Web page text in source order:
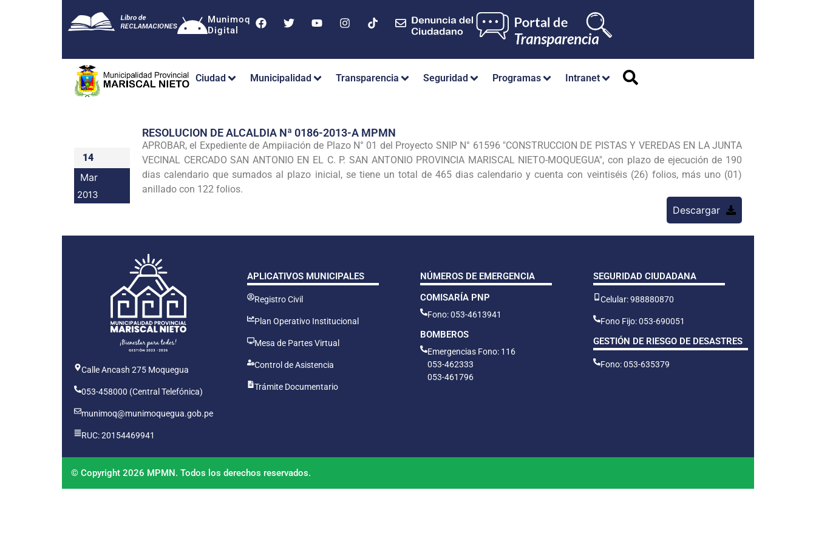
Munimoq
Digital
Ciudad Municipalidad Transparencia Seguridad Programas Intranet
14
Mar
2013
RESOLUCION DE ALCALDIA Nª 0186-2013-A MPMN
APROBAR, el Expediente de Ampiiación de Plazo N° 01 del Proyecto SNIP N° 61596 "CONSTRUCCION DE PISTAS Y VEREDAS EN LA JUNTA
VECINAL CERCADO SAN ANTONIO EN EL C. P. SAN ANTONIO PROVINCIA MARISCAL NIETO-MOQUEGUA", con plazo de ejecución de 190
dias calendario que sumados al plazo inicial, se tiene un total de 465 dias calendario y cuenta con veintiséis (26) folios, más uno (01)
anillado con 122 folios.
Descargar
Calle Ancash 275 Moquegua
053-458000 (Central Telefónica)
munimoq@munimoquegua.gob.pe
RUC: 20154469941
APLICATIVOS MUNICIPALES
Registro Civil
Plan Operativo Institucional
Mesa de Partes Virtual
Control de Asistencia
Trámite Documentario
NÚMEROS DE EMERGENCIA
COMISARÍA PNP
Fono: 053-4613941
BOMBEROS
Emergencias Fono: 116
053-462333
053-461796
SEGURIDAD CIUDADANA
Celular: 988880870
Fono Fijo: 053-690051
GESTIÓN DE RIESGO DE DESASTRES
Fono: 053-635379
© Copyright 2026 MPMN. Todos los derechos reservados.